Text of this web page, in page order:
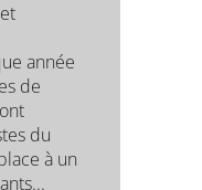
année
de
du
à un